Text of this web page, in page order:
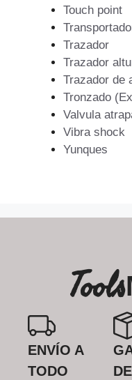
Touch point
Trazador
Trazador
Trazador de
Tronzado
Valvula
Vibra shock
Yunques
Tools
ENVÍO A
TODO